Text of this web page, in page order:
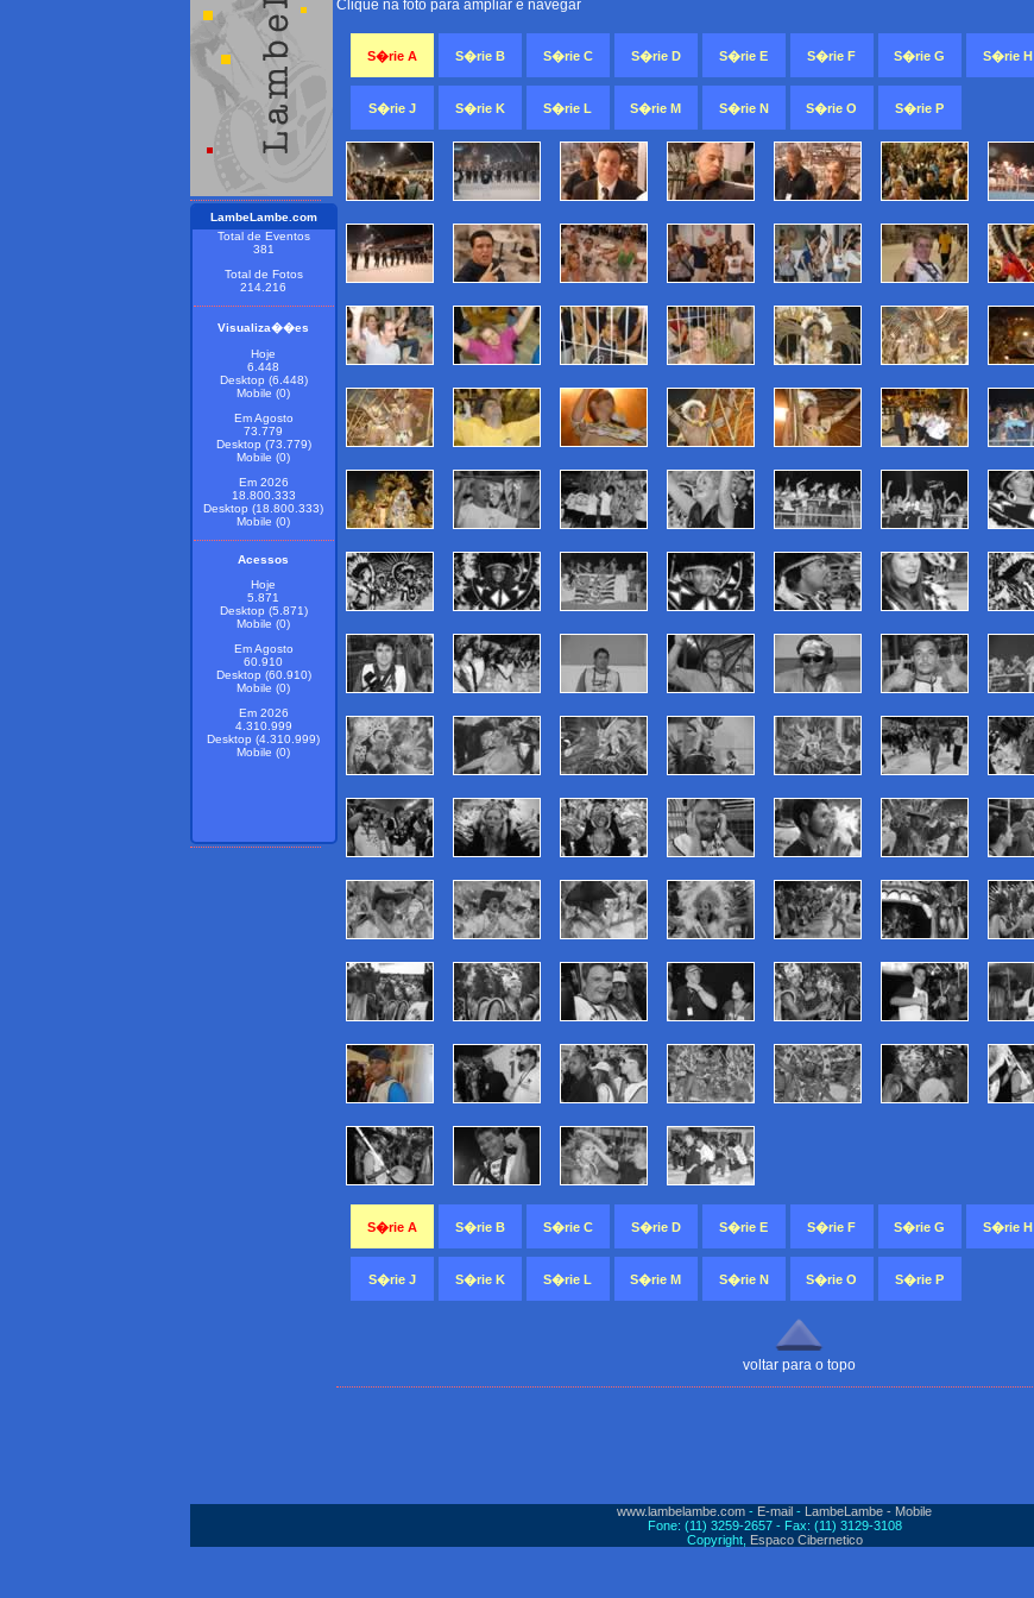
LambeLambe.com
Total de Eventos
381
Total de Fotos
214.216
Visualiza��es
Hoje
6.448
Desktop (6.448)
Mobile (0)
Em Agosto
73.779
Desktop (73.779)
Mobile (0)
Em 2026
18.800.333
Desktop (18.800.333)
Mobile (0)
Acessos
Hoje
5.871
Desktop (5.871)
Mobile (0)
Em Agosto
60.910
Desktop (60.910)
Mobile (0)
Em 2026
4.310.999
Desktop (4.310.999)
Mobile (0)
Clique na foto para ampliar e navegar
S�rie A S�rie B S�rie C S�rie D S�rie E S�rie F S�rie G S�rie H
S�rie J S�rie K S�rie L S�rie M S�rie N S�rie O S�rie P
S�rie A S�rie B S�rie C S�rie D S�rie E S�rie F S�rie G S�rie H
S�rie J S�rie K S�rie L S�rie M S�rie N S�rie O S�rie P
voltar para o topo
www.lambelambe.com - E-mail - LambeLambe - Mobile
Fone: (11) 3259-2657 - Fax: (11) 3129-3108
Copyright, Espaco Cibernetico